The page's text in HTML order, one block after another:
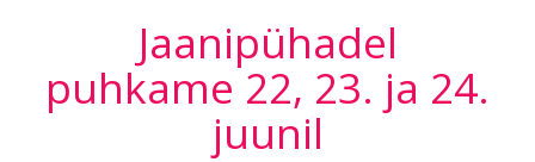
Jaanipühadel
puhkame 22, 23. ja 24.
juunil